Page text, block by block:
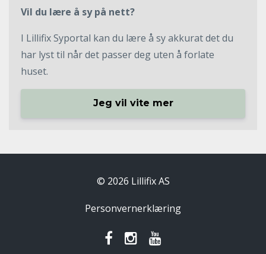
Vil du lære å sy på nett?
I Lillifix Syportal kan du lære å sy akkurat det du
har lyst til når det passer deg uten å forlate
huset.
Jeg vil vite mer
© 2026 Lillifix AS
Personvernerklæring